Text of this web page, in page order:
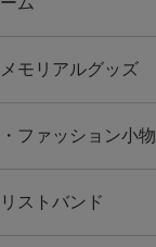
モリアルグッズ
ファッション小物
ストバンド